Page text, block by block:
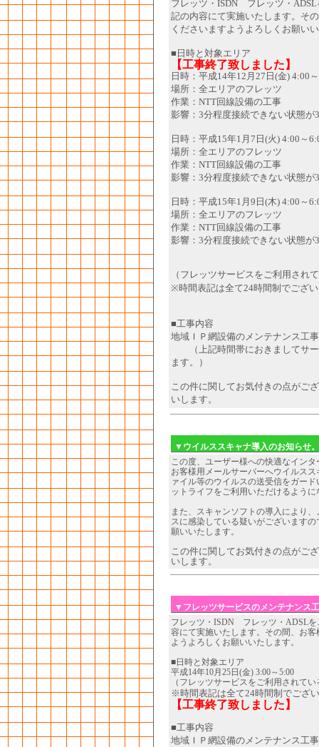
フレッツ・ISDN フレッツ・
記の内容にて実施いたします。そ
くださいますようよろしくお願い
■日時と対象エリア
【工事終了致しました】
日時：平成14年12月27日(金) 4:00
場所：全エリアのフレッツ
作業：NTT回線設備の工事
影響：3分程度接続できない状態が
日時：平成15年1月7日(火) 4:00～
場所：全エリアのフレッツ
作業：NTT回線設備の工事
影響：3分程度接続できない状態が
日時：平成15年1月9日(木) 4:00～
場所：全エリアのフレッツ
作業：NTT回線設備の工事
影響：3分程度接続できない状態が
（フレッツサービスをご利用され
※時間表記は全て24時間制でござ
■工事内容
地域ＩＰ網設備のメンテナンス工事
（上記時間帯におきましてサー
ます。）
この件に関してお気付きの点がご
いします。
▼ウイルススキャナ導入のお知らせ。
この度、ユーザー様への快適なイン
お客様用メールサーバーへウイルス
ァイル等のウイルスの送受信をガー
ットライフをご利用いただけるように
また、スキャンソフトの導入により
スに感染している疑いがございます
願いいたします。
この件に関してお気付きの点がご
いします。
▼フレッツサービスのメンテナンス
フレッツ・ISDN フレッツ・ADSLを
容にて実施いたします。 その間、お
ようよろしくお願いいたします。
■日時と対象エリア
平成14年10月25日(金) 3:00～5:00
（フレッツサービスをご利用されて
※時間表記は全て24時間制でござ
【工事終了致しました】
■工事内容
地域ＩＰ網設備のメンテナンス工事